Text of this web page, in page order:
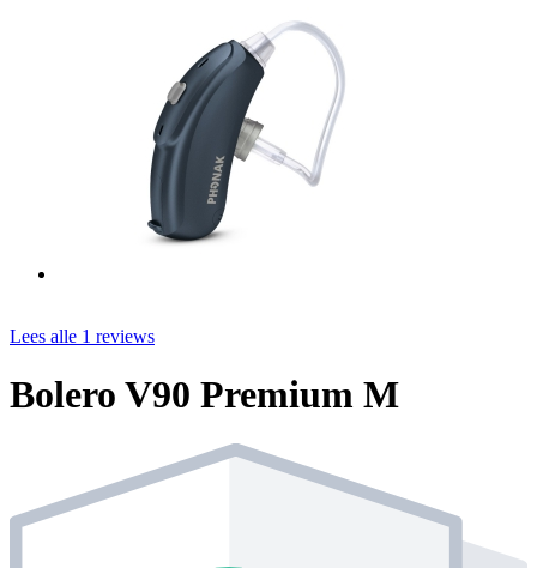
Lees alle 1 reviews
Bolero V90 Premium M